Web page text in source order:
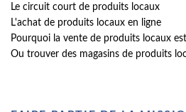
Le circuit court de produits locaux
L'achat de produits locaux en ligne
Pourquoi la vente de produits locaux
Ou trouver des magasins de produits